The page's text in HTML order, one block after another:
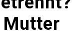
Mutter